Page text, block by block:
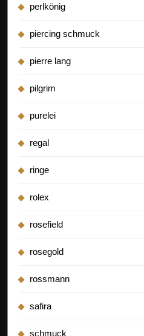
perlkönig
piercing schmuck
pierre lang
pilgrim
purelei
regal
ringe
rolex
rosefield
rosegold
rossmann
safira
schmuck